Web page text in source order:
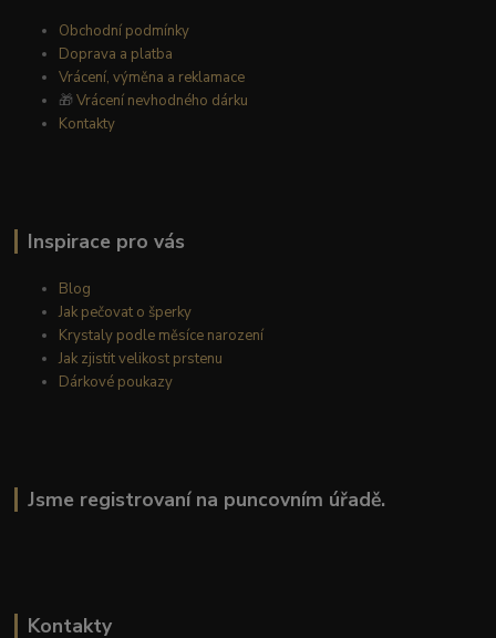
Obchodní podmínky
Doprava a platba
Vrácení, výměna a reklamace
🎁Vrácení nevhodného dárku
Kontakty
Inspirace pro vás
Blog
Jak pečovat o šperky
Krystaly podle měsíce narození
Jak zjistit velikost prstenu
Dárkové poukazy
Jsme registrovaní na puncovním úřadě.
Kontakty